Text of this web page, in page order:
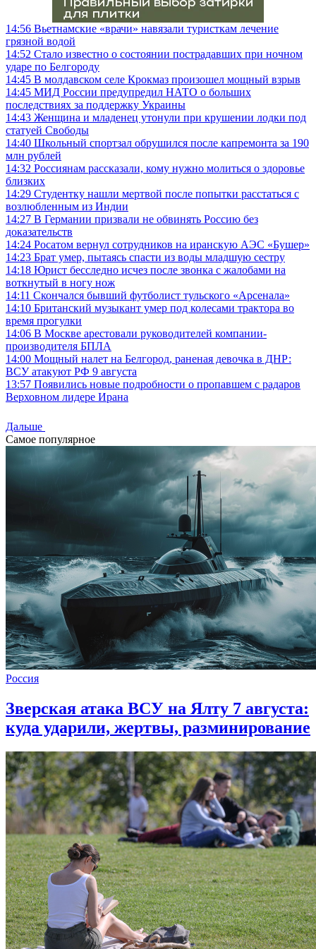
14:56 Вьетнамские «врачи» навязали туристкам лечение
грязной водой
14:52 Стало известно о состоянии пострадавших при ночном
ударе по Белгороду
14:45 В молдавском селе Крокмаз произошел мощный взрыв
14:45 МИД России предупредил НАТО о больших
последствиях за поддержку Украины
14:43 Женщина и младенец утонули при крушении лодки под
статуей Свободы
14:40 Школьный спортзал обрушился после капремонта за 190
млн рублей
14:32 Россиянам рассказали, кому нужно молиться о здоровье
близких
14:29 Студентку нашли мертвой после попытки расстаться с
возлюбленным из Индии
14:27 В Германии призвали не обвинять Россию без
доказательств
14:24 Росатом вернул сотрудников на иранскую АЭС «Бушер»
14:23 Брат умер, пытаясь спасти из воды младшую сестру
14:18 Юрист бесследно исчез после звонка с жалобами на
воткнутый в ногу нож
14:11 Скончался бывший футболист тульского «Арсенала»
14:10 Британский музыкант умер под колесами трактора во
время прогулки
14:06 В Москве арестовали руководителей компании-
производителя БПЛА
14:00 Мощный налет на Белгород, раненая девочка в ДНР:
ВСУ атакуют РФ 9 августа
13:57 Появились новые подробности о пропавшем с радаров
Верховном лидере Ирана
Дальше
Самое популярное
Россия
Зверская атака ВСУ на Ялту 7 августа:
куда ударили, жертвы, разминирование